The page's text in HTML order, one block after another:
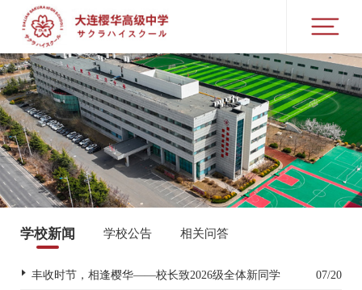
学校新闻 学校公告 相关问答
丰收时节，相逢樱华——校长致2026级全体新同学 07/20